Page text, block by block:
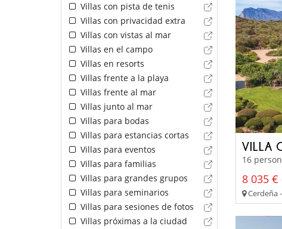
Villas con pista de tenis
Villas con privacidad extra
Villas con vistas al mar
Villas en el campo
Villas en resorts
Villas frente a la playa
Villas frente al mar
Villas junto al mar
Villas para bodas
Villas para estancias cortas
Villas para eventos
Villas para familias
Villas para grandes grupos
Villas para seminarios
Villas para sesiones de fotos
Villas próximas a la ciudad
VILLA
16
8 035 €
Cerdeña